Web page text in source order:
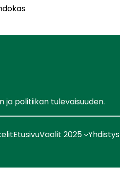
politiikan tulevaisuuden.
EtusivuVaalit 2025 Yhdistys